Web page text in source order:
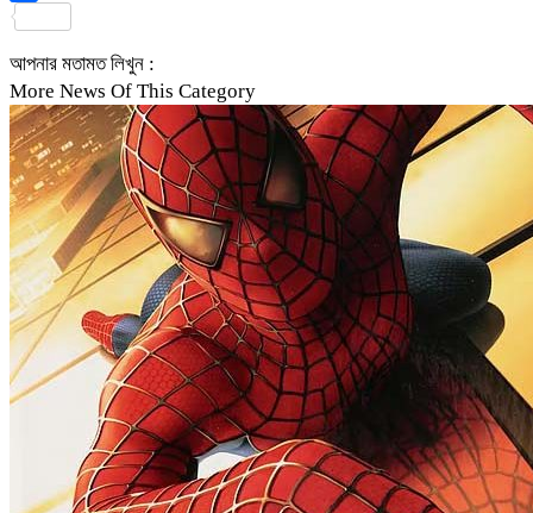
আপনার মতামত লিখুন :
More News Of This Category